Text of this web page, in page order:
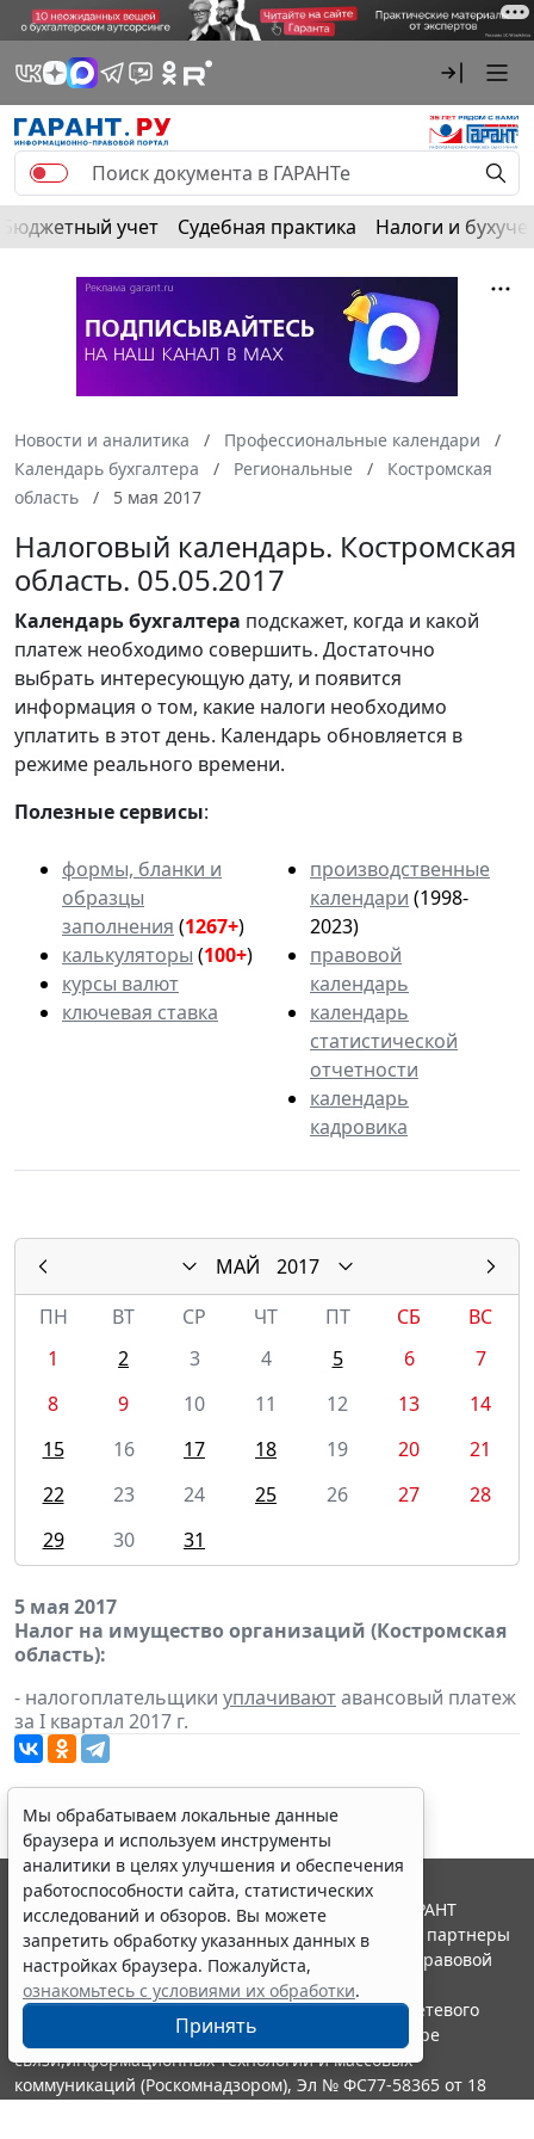
Бюджетный учет Судебная практика Налоги и
Новости и аналитика
Профессиональные календари
Календарь бухгалтера
Региональные
Костромская
область
5 мая 2017
Налоговый календарь. Костромская
область. 05.05.2017
Календарьбухгалтера подскажет, когда и какой
платеж необходимо совершить. Достаточно
выбрать интересующую дату, и появится
информация о том, какие налоги необходимо
уплатить в этот день. Календарь обновляется в
режиме реального времени.
Полезные сервисы:
формы, бланки и
образцы
заполнения (1267+)
калькуляторы (100+)
курсы валют
ключевая ставка
производственные
календари (1998-
2023)
правовой
календарь
календарь
статистической
отчетности
календарь
кадровика
МАЙ
2017
ПН
ВТ СР ЧТ ПТ СБ
ВС
1
2 3 4 5 6
7
8
9 10 11 12 13
14
15
16 17 18 19 20
21
22
23 24 25 26 27
28
29
30 31
5 мая 2017
Налог на имущество организаций (Костромская
область):
- налогоплательщики уплачиваютавансовый платеж
за I квартал 2017 г.
Мы обрабатываем локальные данные
браузера и используем инструменты
аналитики в целях улучшения и обеспечения
работоспособности сайта, статистических
исследований и обзоров. Вы можете
запретить обработку указанных данных в
настройках браузера. Пожалуйста,
ознакомьтесь с условиями их обработки.
Принять
© ООО "НПП "ГАРАНТ-СЕРВИС", 2026. Система ГАРАНТ
выпускается с 1990 года. Компания "Гарант" и ее партнеры
являются участниками Российской ассоциации правовой
информации ГАРАНТ.
Портал ГАРАНТ.РУ зарегистрирован в качестве сетевого
издания Федеральной службой по надзору в сфере
связи,информационных технологий и массовых
коммуникаций (Роскомнадзором), Эл № ФС77-58365 от 18